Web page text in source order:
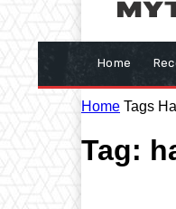
Home
Home Tags
Tag: